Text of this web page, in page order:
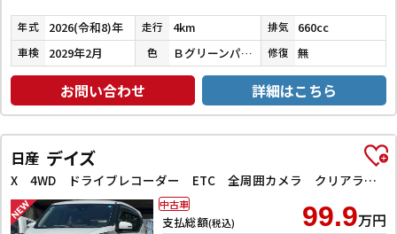
年式 2026(令和8)年 走行 4km 排気 660cc
車検 2029年2月 色 Ｂグリーンパール／ＣブラックＰ 修復 無
お問い合わせ 詳細はこちら
日産 デイズ
X 4WD ドライブレコーダー ETC 全周囲カメラ クリアランスソナー 衝突被害軽減システム オートライト スマートキー アイドリングストップ 電動格納ミラー シートヒーター ベンチシート CVT
支払総額(税込) 99.9万円
中古車